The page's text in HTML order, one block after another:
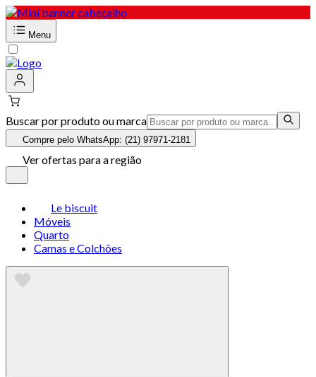
Menu
Buscar por produto ou marca
Compre pelo WhatsApp: (21) 97971-2181
Ver ofertas para a região
Le biscuit
Móveis
Quarto
Camas e Colchões